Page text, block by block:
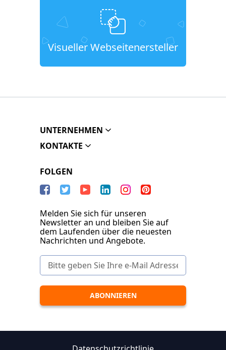
Visueller Webseitenersteller
UNTERNEHMEN
KONTAKTE
FOLGEN
Melden Sie sich für unseren
Newsletter an und bleiben Sie auf
dem Laufenden über die neuesten
Nachrichten und Angebote.